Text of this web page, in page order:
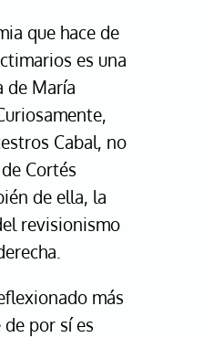
que hace de
es una
de María
Cabal, no
Cortés
de ella, la
revisionismo
más
por sí es